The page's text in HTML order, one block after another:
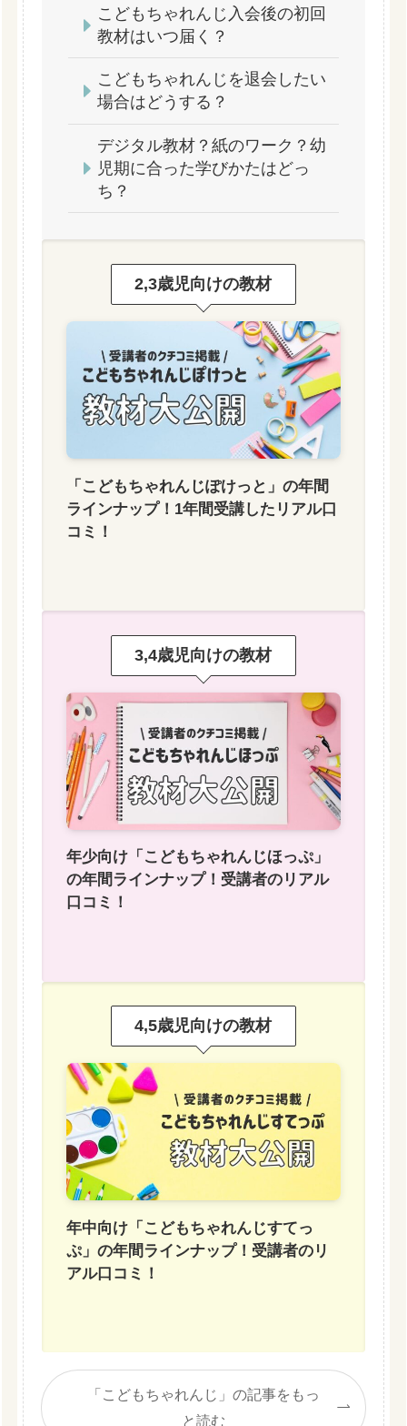
こどもちゃれんじ入会後の初回
教材はいつ届く？
こどもちゃれんじを退会したい
場合はどうする？
デジタル教材？紙のワーク？幼
児期に合った学びかたはどっ
ち？
2,3歳児向けの教材
「こどもちゃれんじぽけっと」の年間
ラインナップ！1年間受講したリアル口
コミ！
3,4歳児向けの教材
年少向け「こどもちゃれんじほっぷ」
の年間ラインナップ！受講者のリアル
口コミ！
4,5歳児向けの教材
年中向け「こどもちゃれんじすてっ
ぷ」の年間ラインナップ！受講者のリ
アル口コミ！
「こどもちゃれんじ」の記事をもっ
と読む